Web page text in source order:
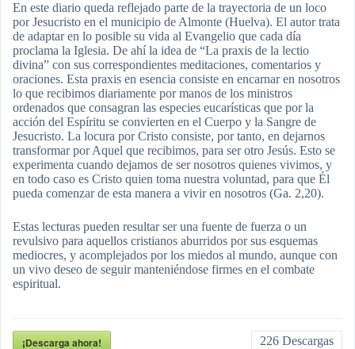
En este diario queda reflejado parte de la trayectoria de un loco
por Jesucristo en el municipio de Almonte (Huelva). El autor trata
de adaptar en lo posible su vida al Evangelio que cada día
proclama la Iglesia. De ahí la idea de “La praxis de la lectio
divina” con sus correspondientes meditaciones, comentarios y
oraciones. Esta praxis en esencia consiste en encarnar en nosotros
lo que recibimos diariamente por manos de los ministros
ordenados que consagran las especies eucarísticas que por la
acción del Espíritu se convierten en el Cuerpo y la Sangre de
Jesucristo. La locura por Cristo consiste, por tanto, en dejarnos
transformar por Aquel que recibimos, para ser otro Jesús. Esto se
experimenta cuando dejamos de ser nosotros quienes vivimos, y
en todo caso es Cristo quien toma nuestra voluntad, para que Él
pueda comenzar de esta manera a vivir en nosotros (Ga. 2,20).
Estas lecturas pueden resultar ser una fuente de fuerza o un
revulsivo para aquellos cristianos aburridos por sus esquemas
mediocres, y acomplejados por los miedos al mundo, aunque con
un vivo deseo de seguir manteniéndose firmes en el combate
espiritual.
¡Descarga ahora! 226 Descargas